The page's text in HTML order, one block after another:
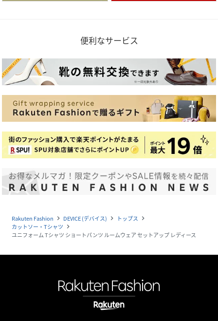
便利なサービス
Rakuten Fashion navigate_next DEVICE (デバイス) navigate_next トップス navigate_next
カットソー・Tシャツ navigate_next
ユニフォーム Tシャツ ショートパンツ ルームウェア セットアップ レディース